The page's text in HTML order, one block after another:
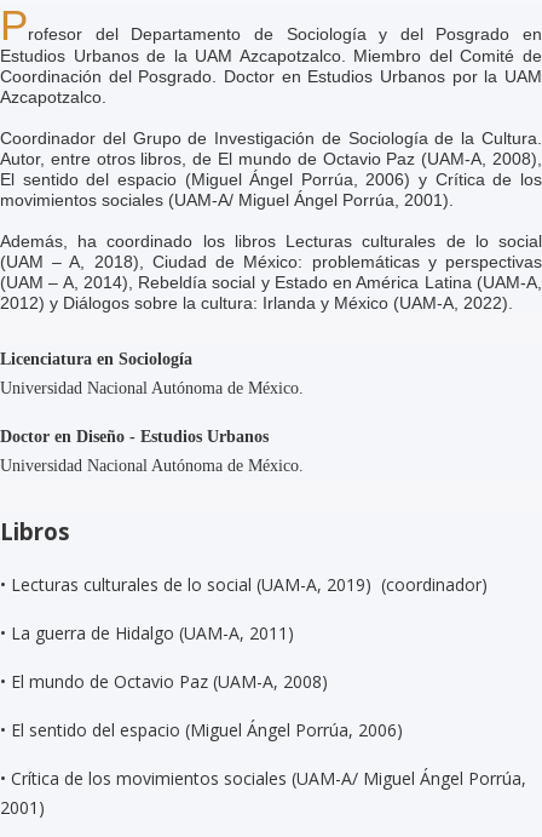
Profesor del Departamento de Sociología y del Posgrado en
Estudios Urbanos de la UAM Azcapotzalco. Miembro del Comité de
Coordinación del Posgrado. Doctor en Estudios Urbanos por la UAM
Azcapotzalco.
Coordinador del Grupo de Investigación de Sociología de la Cultura.
Autor, entre otros libros, de El mundo de Octavio Paz (UAM-A, 2008),
El sentido del espacio (Miguel Ángel Porrúa, 2006) y Crítica de los
movimientos sociales (UAM-A/ Miguel Ángel Porrúa, 2001).
Además, ha coordinado los libros Lecturas culturales de lo social
(UAM – A, 2018), Ciudad de México: problemáticas y perspectivas
(UAM – A, 2014), Rebeldía social y Estado en América Latina (UAM-A,
2012) y Diálogos sobre la cultura: Irlanda y México (UAM-A, 2022).
Licenciatura en Sociología
Universidad Nacional Autónoma de México.
Doctor en Diseño - Estudios Urbanos
Universidad Nacional Autónoma de México.
Libros
• Lecturas culturales de lo social (UAM-A, 2019) (coordinador)
• La guerra de Hidalgo (UAM-A, 2011)
• El mundo de Octavio Paz (UAM-A, 2008)
• El sentido del espacio (Miguel Ángel Porrúa, 2006)
• Crítica de los movimientos sociales (UAM-A/ Miguel Ángel Porrúa,
2001)